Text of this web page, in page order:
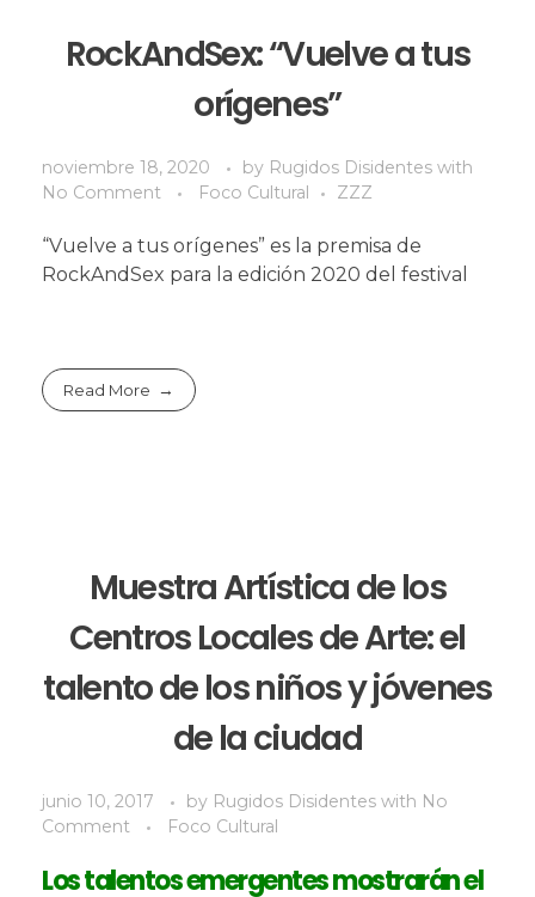
RockAndSex: “Vuelve a tus
orígenes”
noviembre 18, 2020 by Rugidos Disidentes with
No Comment
Foco Cultural ZZZ
“Vuelve a tus orígenes” es la premisa de
RockAndSex para la edición 2020 del festival
Read More
Muestra Artística de los
Centros Locales de Arte: el
talento de los niños y jóvenes
de la ciudad
junio 10, 2017 by Rugidos Disidentes with No
Comment
Foco Cultural
Los talentos emergentes mostrarán el